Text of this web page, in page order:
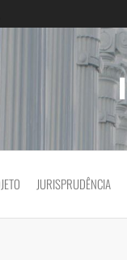
JURISPRUDÊNCIA